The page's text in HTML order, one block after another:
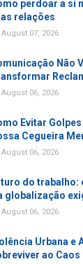
perdoar a si
relações
August 07, 2026
Não
August 06, 2026
Evitar
Cegueira
August 06, 2026
do trabalho:
globalização
August 06, 2026
Urbana e
ao Caos